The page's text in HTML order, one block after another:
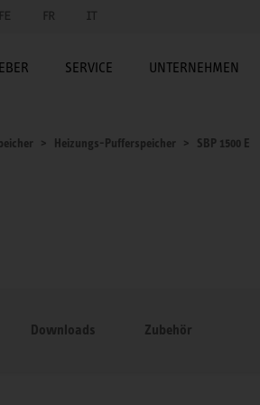
FR IT
SERVICE UNTERNEHMEN
Heizungs-Pufferspeicher SBP 1500 E
Downloads Zubehör